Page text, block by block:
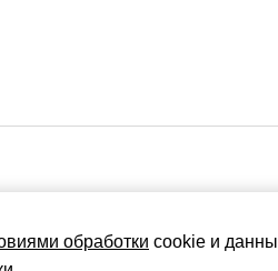
обработки cookie и